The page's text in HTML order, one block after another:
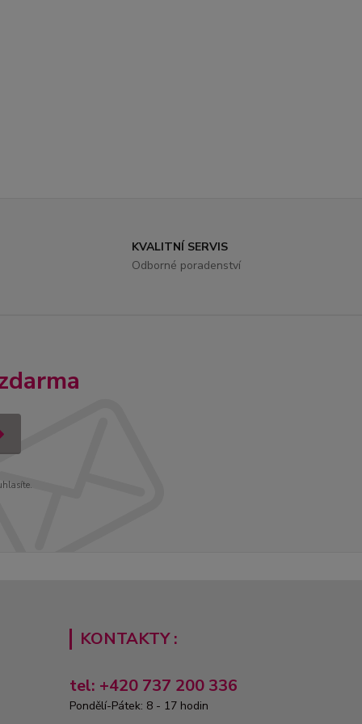
KVALITNÍ SERVIS
Odborné poradenství
KONTAKTY :
tel: +420 737 200 336
Pondělí-Pátek: 8 - 17 hodin